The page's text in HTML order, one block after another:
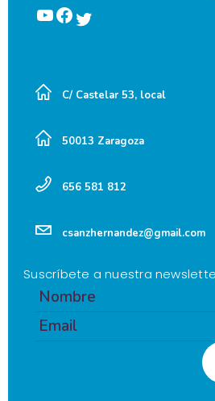
YouTube
Facebook
Twitter
C/ Castelar 53, local
50013 Zaragoza
656 581 812
csanzhernandez@gmail.com
Suscríbete a nuestra